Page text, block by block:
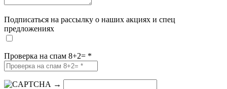
Подписаться на рассылку о наших акциях и спец
предложениях
Проверка на спам 8+2= *
→